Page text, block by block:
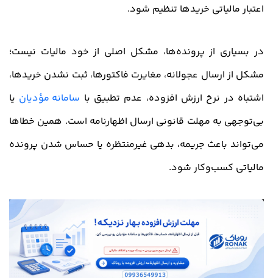
اعتبار مالیاتی خریدها تنظیم شود.
در بسیاری از پرونده‌ها، مشکل اصلی از خود مالیات نیست؛
مشکل از ارسال عجولانه، مغایرت فاکتورها، ثبت نشدن خریدها،
اشتباه در نرخ ارزش افزوده، عدم تطبیق با سامانه مؤدیان یا
بی‌توجهی به مهلت قانونی ارسال اظهارنامه است. همین خطاها
می‌تواند باعث جریمه، بدهی غیرمنتظره یا حساس شدن پرونده
مالیاتی کسب‌وکار شود.